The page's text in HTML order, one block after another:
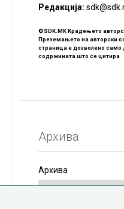
Редакцијa:
©SDK.MK Крадењето
Преземањето на авторски
страница е дозволено само
содржината што се цитира
Архива
Архива